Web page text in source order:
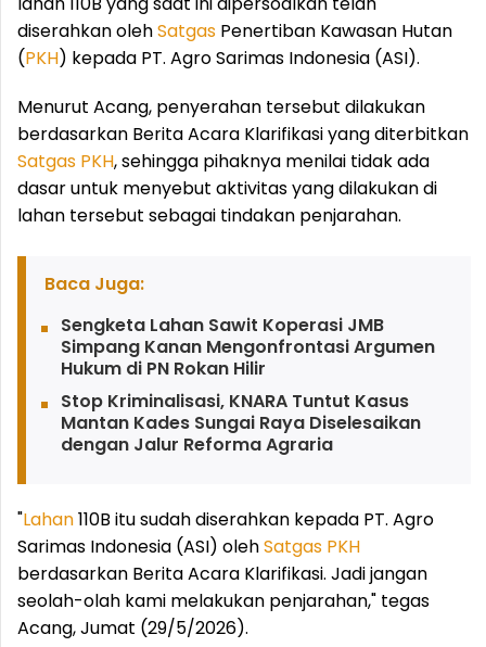
diserahkan olehSatgas Penertiban Kawasan Hutan
(PKH) kepada PT. Agro Sarimas Indonesia (ASI).
Menurut Acang, penyerahan tersebut dilakukan
berdasarkan Berita Acara Klarifikasi yang diterbitkan
Satgas PKH, sehingga pihaknya menilai tidak ada
dasar untuk menyebut aktivitas yang dilakukan di
lahan tersebut sebagai tindakan penjarahan.
Baca Juga:
Sengketa Lahan Sawit Koperasi JMB
Simpang Kanan Mengonfrontasi Argumen
Hukum di PN Rokan Hilir
Stop Kriminalisasi, KNARA Tuntut Kasus
Mantan Kades Sungai Raya Diselesaikan
dengan Jalur Reforma Agraria
"Lahan110B itu sudah diserahkan kepada PT. Agro
Sarimas Indonesia (ASI) olehSatgas PKH
berdasarkan Berita Acara Klarifikasi. Jadi jangan
seolah-olah kami melakukan penjarahan," tegas
Acang, Jumat (29/5/2026).